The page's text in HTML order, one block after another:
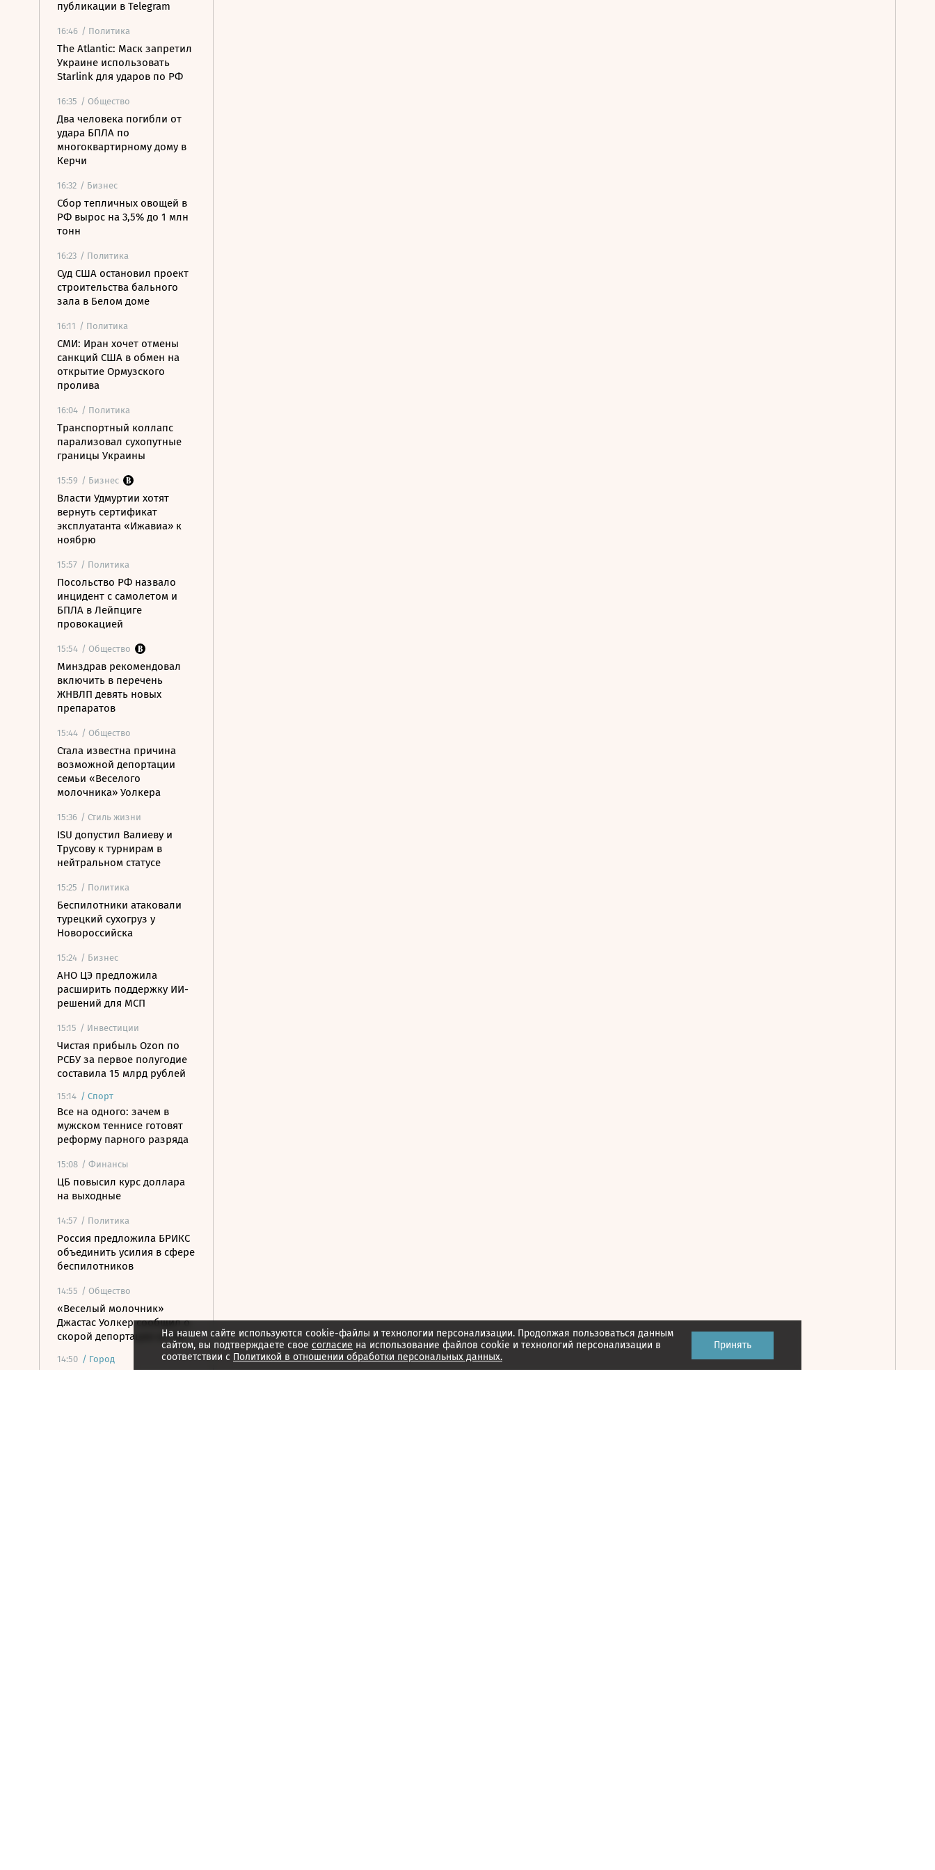
публикации в Telegram
16:46 / Политика
The Atlantic: Маск запретил
Украине использовать
Starlink для ударов по РФ
16:35 / Общество
Два человека погибли от
удара БПЛА по
многоквартирному дому в
Керчи
16:32 / Бизнес
Сбор тепличных овощей в
РФ вырос на 3,5% до 1 млн
тонн
16:23 / Политика
Суд США остановил проект
строительства бального
зала в Белом доме
16:11 / Политика
СМИ: Иран хочет отмены
санкций США в обмен на
открытие Ормузского
пролива
16:04 / Политика
Транспортный коллапс
парализовал сухопутные
границы Украины
15:59 / Бизнес
Власти Удмуртии хотят
вернуть сертификат
эксплуатанта «Ижавиа» к
ноябрю
15:57 / Политика
Посольство РФ назвало
инцидент с самолетом и
БПЛА в Лейпциге
провокацией
15:54 / Общество
Минздрав рекомендовал
включить в перечень
ЖНВЛП девять новых
препаратов
15:44 / Общество
Стала известна причина
возможной депортации
семьи «Веселого
молочника» Уолкера
15:36 / Стиль жизни
ISU допустил Валиеву и
Трусову к турнирам в
нейтральном статусе
15:25 / Политика
Беспилотники атаковали
турецкий сухогруз у
Новороссийска
15:24 / Бизнес
АНО ЦЭ предложила
расширить поддержку ИИ-
решений для МСП
15:15 / Инвестиции
Чистая прибыль Ozon по
РСБУ за первое полугодие
составила 15 млрд рублей
15:14 / Спорт
Все на одного: зачем в
мужском теннисе готовят
реформу парного разряда
15:08 / Финансы
ЦБ повысил курс доллара
на выходные
14:57 / Политика
Россия предложила БРИКС
объединить усилия в сфере
беспилотников
14:55 / Общество
«Веселый молочник»
Джастас Уолкер сообщил о
скорой депортации из РФ
14:50 / Город
На нашем сайте используются cookie-файлы и технологии персонализации. Продолжая пользоваться данным
сайтом, вы подтверждаете свое согласие на использование файлов cookie и технологий персонализации в
соответствии с Политикой в отношении обработки персональных данных.
Принять